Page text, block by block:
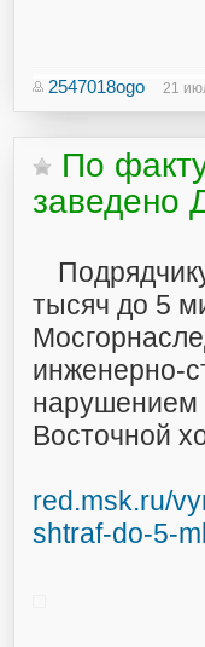
2547018ogo 21
По
заведено
тысяч до 5
инженерно-
нарушением
Восточной
red.msk.ru/
shtraf-do-5-